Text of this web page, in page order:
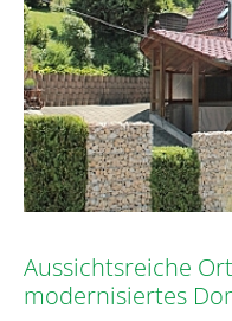
Aussichtsreiche
modernisiertes